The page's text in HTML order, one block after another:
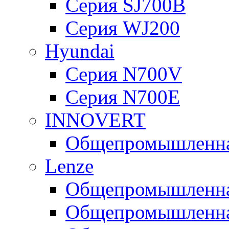
Серия SJ700B
Серия WJ200
Hyundai
Серия N700V
Серия N700Е
INNOVERT
Lenze